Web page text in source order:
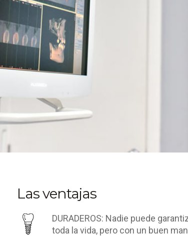
Las ventajas
DURADEROS: Nadie puede
toda la vida, pero con un buen